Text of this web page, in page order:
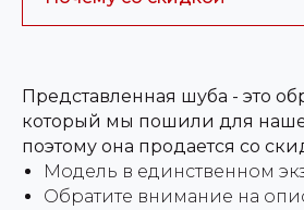
Представленная шуба - это
который мы пошили для
поэтому она продается со
Модель в единственном
Обратите внимание на